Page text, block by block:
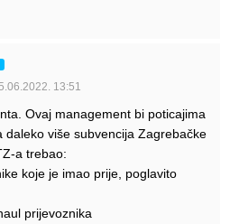
13:51
Ovaj management bi poticajima
daleko više subvencija Zagrebačke
a trebao:
koje je imao prije, poglavito
prijevoznika